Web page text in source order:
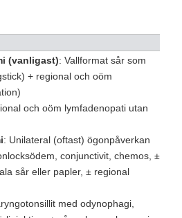
(vanligast): Vallformat sår som
+ regional och oöm
och oöm lymfadenopati utan
: Unilateral (oftast) ögonpåverkan
conjunctivit, chemos, ±
sår eller papler, ± regional
med odynophagi,